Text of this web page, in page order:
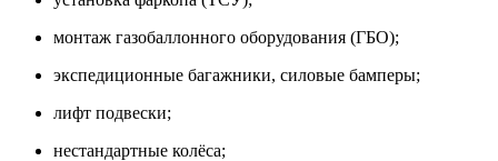
монтаж газобаллонного оборудования (ГБО);
экспедиционные багажники, силовые бамперы;
лифт подвески;
нестандартные колёса;